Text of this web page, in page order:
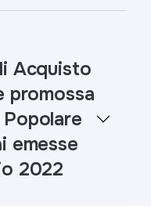
Acquisto
promossa
emesse
2022